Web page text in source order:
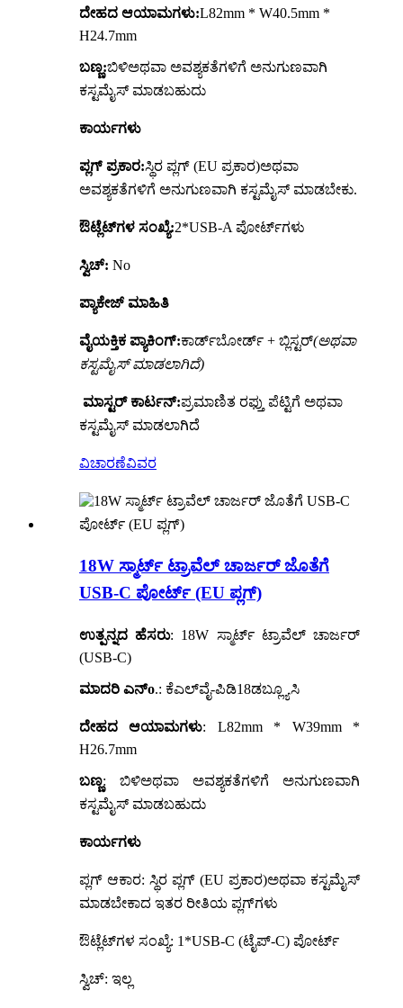
ದೇಹದ ಆಯಾಮಗಳು:L82mm * W40.5mm *
H24.7mm
ಬಣ್ಣ:ಬಿಳಿಅಥವಾ ಅವಶ್ಯಕತೆಗಳಿಗೆ ಅನುಗುಣವಾಗಿ
ಕಸ್ಟಮೈಸ್ ಮಾಡಬಹುದು
ಕಾರ್ಯಗಳು
ಪ್ಲಗ್ ಪ್ರಕಾರ:ಸ್ಥಿರ ಪ್ಲಗ್ (EU ಪ್ರಕಾರ)ಅಥವಾ
ಅವಶ್ಯಕತೆಗಳಿಗೆ ಅನುಗುಣವಾಗಿ ಕಸ್ಟಮೈಸ್ ಮಾಡಬೇಕು.
ಔಟ್ಲೆಟ್‌ಗಳ ಸಂಖ್ಯೆ:2*USB-A ಪೋರ್ಟ್‌ಗಳು
ಸ್ವಿಚ್: No
ಪ್ಯಾಕೇಜ್ ಮಾಹಿತಿ
ವೈಯಕ್ತಿಕ ಪ್ಯಾಕಿಂಗ್:ಕಾರ್ಡ್‌ಬೋರ್ಡ್ + ಬ್ಲಿಸ್ಟರ್(ಅಥವಾ
ಕಸ್ಟಮೈಸ್ ಮಾಡಲಾಗಿದೆ)
ಮಾಸ್ಟರ್ ಕಾರ್ಟನ್:ಪ್ರಮಾಣಿತ ರಫ್ತು ಪೆಟ್ಟಿಗೆ ಅಥವಾ
ಕಸ್ಟಮೈಸ್ ಮಾಡಲಾಗಿದೆ
ವಿಚಾರಣೆವಿವರ
18W ಸ್ಮಾರ್ಟ್ ಟ್ರಾವೆಲ್ ಚಾರ್ಜರ್ ಜೊತೆಗೆ
USB-C ಪೋರ್ಟ್ (EU ಪ್ಲಗ್)
ಉತ್ಪನ್ನದ ಹೆಸರು: 18W ಸ್ಮಾರ್ಟ್ ಟ್ರಾವೆಲ್ ಚಾರ್ಜರ್
(USB-C)
ಮಾದರಿ ಎನ್o.: ಕೆಎಲ್‌ವೈ-ಪಿಡಿ18ಡಬ್ಲ್ಯೂಸಿ
ದೇಹದ ಆಯಾಮಗಳು: L82mm * W39mm *
H26.7mm
ಬಣ್ಣ: ಬಿಳಿಅಥವಾ ಅವಶ್ಯಕತೆಗಳಿಗೆ ಅನುಗುಣವಾಗಿ
ಕಸ್ಟಮೈಸ್ ಮಾಡಬಹುದು
ಕಾರ್ಯಗಳು
ಪ್ಲಗ್ ಆಕಾರ: ಸ್ಥಿರ ಪ್ಲಗ್ (EU ಪ್ರಕಾರ)ಅಥವಾ ಕಸ್ಟಮೈಸ್
ಮಾಡಬೇಕಾದ ಇತರ ರೀತಿಯ ಪ್ಲಗ್‌ಗಳು
ಔಟ್ಲೆಟ್‌ಗಳ ಸಂಖ್ಯೆ: 1*USB-C (ಟೈಪ್-C) ಪೋರ್ಟ್
ಸ್ವಿಚ್: ಇಲ್ಲ